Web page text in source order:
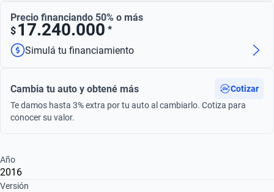
Precio financiando 50% o más
$ 17.240.000 *
Simulá tu financiamiento
Cambia tu auto y obtené más
Cotizar
Te damos hasta 3% extra por tu auto al cambiarlo. Cotiza para
conocer su valor.
Año
2016
Versión